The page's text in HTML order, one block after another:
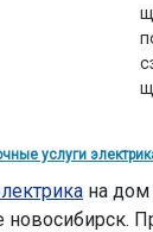
услуги
на дом
новосибирск.